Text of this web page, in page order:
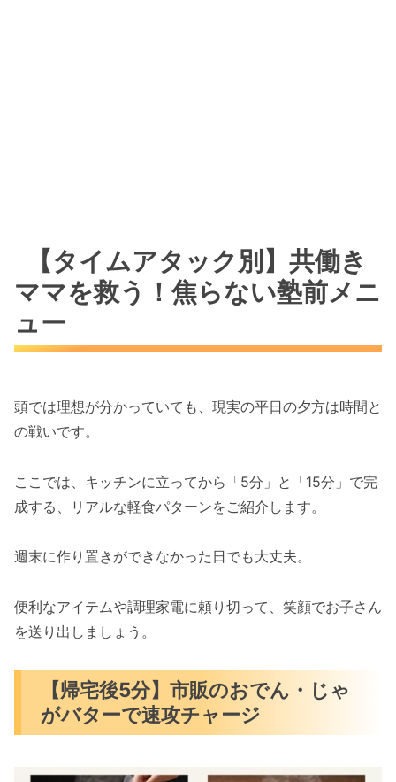
【タイムアタック別】共働き
ママを救う！焦らない塾前メニ
ュー
頭では理想が分かっていても、現実の平日の夕方は時間と
の戦いです。
ここでは、キッチンに立ってから「5分」と「15分」で完
成する、リアルな軽食パターンをご紹介します。
週末に作り置きができなかった日でも大丈夫。
便利なアイテムや調理家電に頼り切って、笑顔でお子さん
を送り出しましょう。
【帰宅後5分】市販のおでん・じゃ
がバターで速攻チャージ